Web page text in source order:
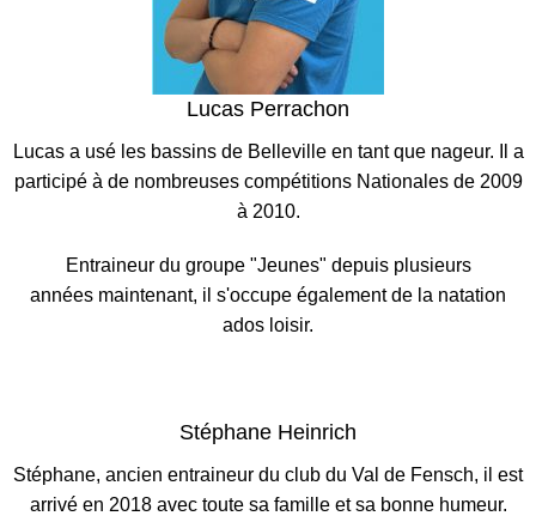
Lucas Perrachon
Lucas a usé les bassins de Belleville en tant que nageur. Il a
participé à de nombreuses compétitions Nationales de 2009
à 2010.
Entraineur du groupe "Jeunes" depuis plusieurs
années maintenant, il s'occupe également de la natation
ados loisir.
Stéphane Heinrich
Stéphane, ancien entraineur du club du Val de Fensch, il est
arrivé en 2018 avec toute sa familleet sa bonne humeur.